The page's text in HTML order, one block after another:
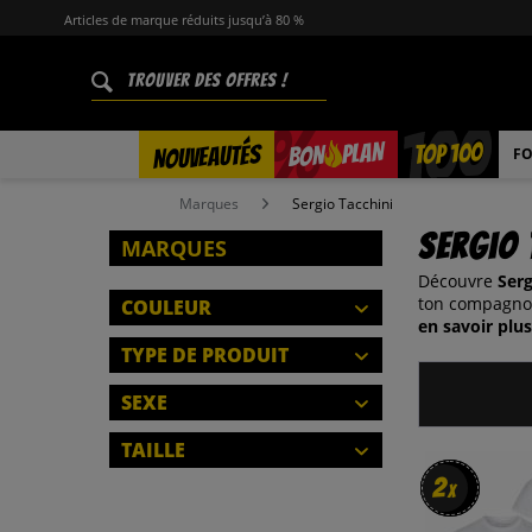
Articles de marque réduits jusqu’à 80 %
NOUVEAUTÉS BON PLAN
% TOP 100
Marques Sergio Tacchini
MARQUES
COULEUR
FERMER
TYPE DE PRODUIT
SETS
SHORTS
CHAUSSETTES
SEXE
HOMMES
TAILLE
Sergio
Découvre
ton
en savoir plus
2x
2x